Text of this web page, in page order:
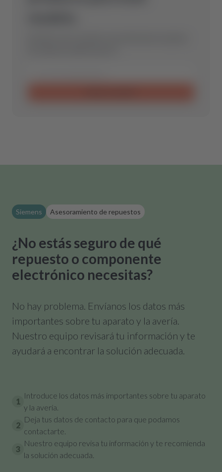
Siemens Asesoramiento de repuestos
¿No estás seguro de qué
repuesto o componente
electrónico necesitas?
No hay problema. Envíanos los datos más
importantes sobre tu aparato y la avería.
Nuestro equipo revisará tu información y te
ayudará a encontrar la solución adecuada.
1
Introduce los datos más importantes sobre tu aparato
y la avería.
2
Deja tus datos de contacto para que podamos
contactarte.
3
Nuestro equipo revisa tu información y te recomienda
la solución adecuada.